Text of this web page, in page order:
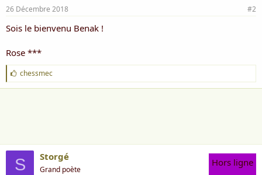
26 Décembre 2018 #2
Sois le bienvenu Benak !
Rose ***
J
'
a
chessmec
S Storgé
Grand poète
Hors ligne